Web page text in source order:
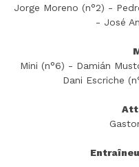
Jorge Moreno (n°2) -
- José
Mini (n°6) - Damián
Dani Escriche